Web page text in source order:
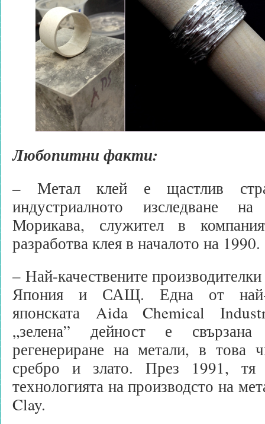
Любопитни факти:
– Метал клей е щастлив
индустриалното изследване
Морикава, служител в
разработва клея в началото на 1990.
– Най-качествените
Япония и САЩ. Една от най-
японската Aida Chemical
„зелена” дейност е
регенериране на метали, в това
сребро и злато. През 1991, тя
технологията на производсто на
Clay.